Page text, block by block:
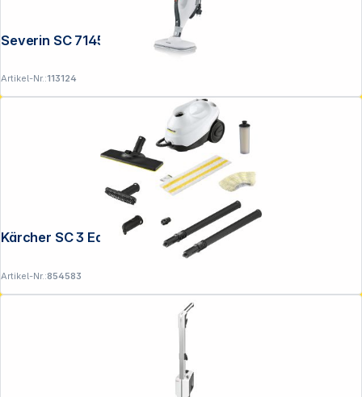
Severin SC 7145 2-in-1 Dampfreiniger
Artikel-Nr.:113124
Kärcher SC 3 EasyFix
Artikel-Nr.:854583